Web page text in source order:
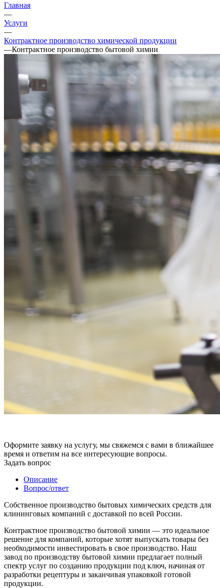
Главная
—
Услуги
—
Контрактное производство химической продукции
—Контрактное производство бытовой химии
Оформите заявку на услугу, мы свяжемся с вами в ближайшее
время и ответим на все интересующие вопросы.
Задать вопрос
Описание
Вопрос/ответ
Собственное производство бытовых химических средств для
клининговых компаний с доставкой по всей России.
Контрактное производство бытовой химии — это идеальное
решение для компаний, которые хотят выпускать товары без
необходимости инвестировать в свое производство. Наш
завод по производству бытовой химии предлагает полный
спектр услуг по созданию продукции под ключ, начиная от
разработки рецептуры и заканчивая упаковкой готовой
продукции.